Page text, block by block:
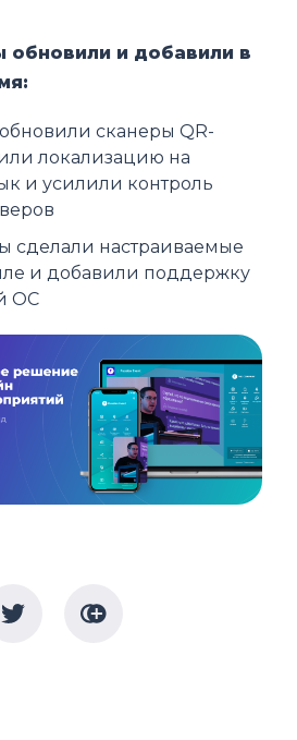
обновили и добавили в
сканеры QR-
локализацию на
и усилили контроль
сделали настраиваемые
и добавили поддержку
ОС